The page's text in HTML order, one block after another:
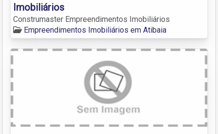
Imobiliários
Construmaster Empreendimentos Imobiliários
Empreendimentos Imobiliários em Atibaia